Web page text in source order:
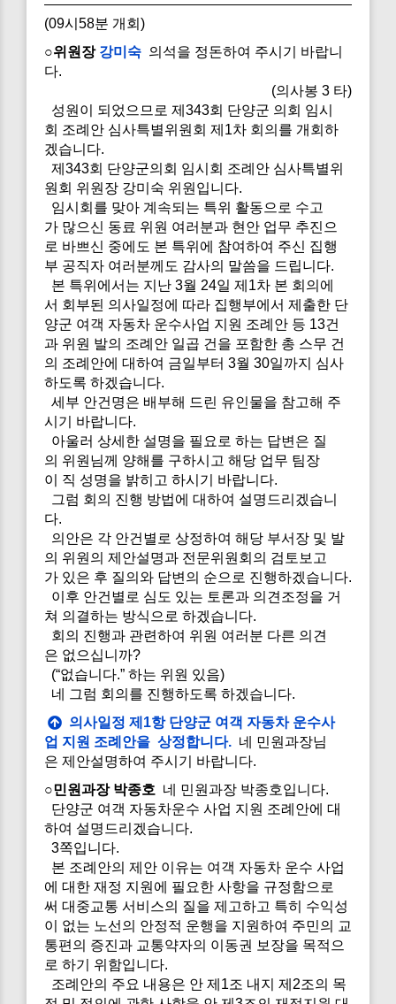
(09시58분 개회)
○위원장 강미숙 의석을 정돈하여 주시기 바랍니
다.
(의사봉 3 타)
성원이 되었으므로 제343회 단양군 의회 임시
회 조례안 심사특별위원회 제1차 회의를 개회하
겠습니다.
제343회 단양군의회 임시회 조례안 심사특별위
원회 위원장 강미숙 위원입니다.
임시회를 맞아 계속되는 특위 활동으로 수고
가 많으신 동료 위원 여러분과 현안 업무 추진으
로 바쁘신 중에도 본 특위에 참여하여 주신 집행
부 공직자 여러분께도 감사의 말씀을 드립니다.
본 특위에서는 지난 3월 24일 제1차 본 회의에
서 회부된 의사일정에 따라 집행부에서 제출한 단
양군 여객 자동차 운수사업 지원 조례안 등 13건
과 위원 발의 조례안 일곱 건을 포함한 총 스무 건
의 조례안에 대하여 금일부터 3월 30일까지 심사
하도록 하겠습니다.
세부 안건명은 배부해 드린 유인물을 참고해 주
시기 바랍니다.
아울러 상세한 설명을 필요로 하는 답변은 질
의 위원님께 양해를 구하시고 해당 업무 팀장
이 직 성명을 밝히고 하시기 바랍니다.
그럼 회의 진행 방법에 대하여 설명드리겠습니
다.
의안은 각 안건별로 상정하여 해당 부서장 및 발
의 위원의 제안설명과 전문위원회의 검토보고
가 있은 후 질의와 답변의 순으로 진행하겠습니다.
이후 안건별로 심도 있는 토론과 의견조정을 거
쳐 의결하는 방식으로 하겠습니다.
회의 진행과 관련하여 위원 여러분 다른 의견
은 없으십니까?
(“없습니다.” 하는 위원 있음)
네 그럼 회의를 진행하도록 하겠습니다.
의사일정 제1항 단양군 여객 자동차 운수사
업 지원 조례안을 상정합니다. 네 민원과장님
은 제안설명하여 주시기 바랍니다.
○민원과장 박종호 네 민원과장 박종호입니다.
단양군 여객 자동차운수 사업 지원 조례안에 대
하여 설명드리겠습니다.
3쪽입니다.
본 조례안의 제안 이유는 여객 자동차 운수 사업
에 대한 재정 지원에 필요한 사항을 규정함으로
써 대중교통 서비스의 질을 제고하고 특히 수익성
이 없는 노선의 안정적 운행을 지원하여 주민의 교
통편의 증진과 교통약자의 이동권 보장을 목적으
로 하기 위함입니다.
조례안의 주요 내용은 안 제1조 내지 제2조의 목